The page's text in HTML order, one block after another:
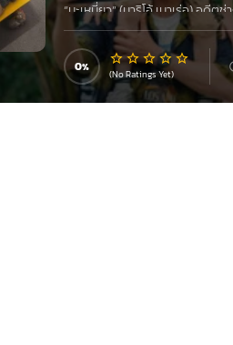
“มะเหมี่ยว” (มาริโอ้ เมาเร่อ) อดี
ทางกับ “ซารัง” เด็กชายชาวเกา
Foodtruck ของ “เจ็ก” ทำเอาก
ผดุง) อาร์ตไดเรคเตอร์ที่ติดรถมา
เส้นทางมุ่งสู่บางแสน มะเหมี่ยว,
ผู้ร้ายในแบบหนังฮอลลีวู้ด มัคทา
0 (No Ratings Yet)